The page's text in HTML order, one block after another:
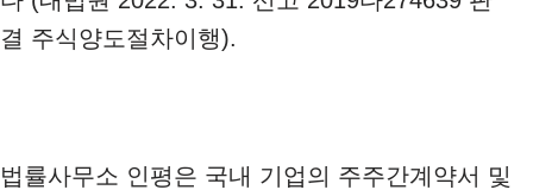
결 주식양도절차이행).
법률사무소 인평은 국내 기업의 주주간계약서 및